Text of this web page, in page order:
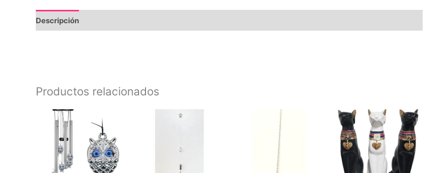
Descripción
Productos relacionados